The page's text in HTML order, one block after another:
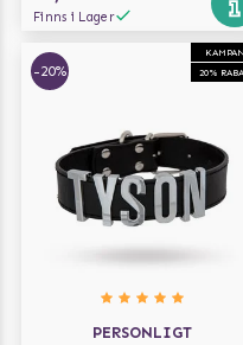
Finns i Lager
20%
-20%
PERSONLIGT